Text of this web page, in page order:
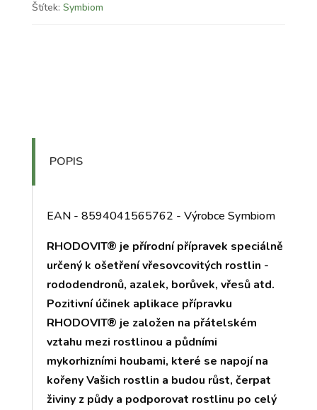
Štítek: Symbiom
POPIS
EAN - 8594041565762 - Výrobce Symbiom
RHODOVIT® je přírodní přípravek speciálně
určený k ošetření vřesovcovitých rostlin -
rododendronů, azalek, borůvek, vřesů atd.
Pozitivní účinek aplikace přípravku
RHODOVIT® je založen na přátelském
vztahu mezi rostlinou a půdními
mykorhizními houbami, které se napojí na
kořeny Vašich rostlin a budou růst, čerpat
živiny z půdy a podporovat rostlinu po celý